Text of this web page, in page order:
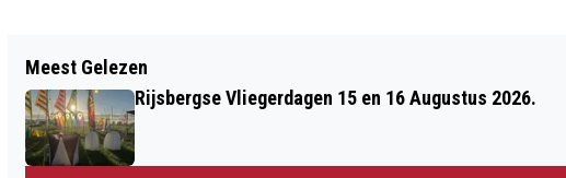
PIETS WEERBERICHT: DICHTE MIST
KOMENDE DAGEN
OP
Meest Gelezen
Rijsbergse Vliegerdagen 15 en 16 Augustus 2026.